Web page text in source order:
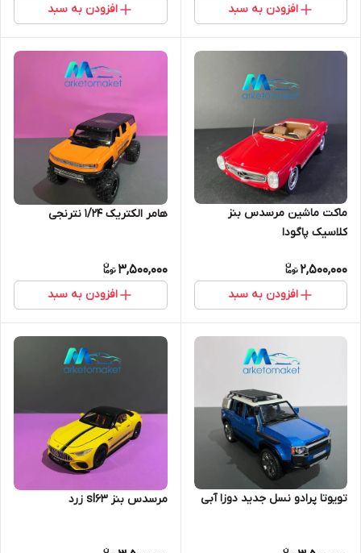
افزودن به سبد افزودن به سبد
ماکت ماشین مرسدس بنز
کلاسیک پاگودا
2,500,000
افزودن به سبد
هامر الکتریک ۱/۲۴ نترنجی
3,500,000
افزودن به سبد
تویوتا پرادو نسل جدید دوزا آبی مرسدس بنز sl63 زرد